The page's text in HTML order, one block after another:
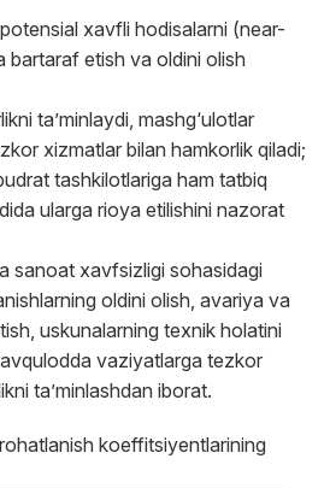
xavfli hodisalarni (near-
bartaraf etish va oldini olish
ta’minlaydi, mashg‘ulotlar
xizmatlar bilan hamkorlik qiladi;
tashkilotlariga ham tatbiq
ularga rioya etilishini nazorat
sanoat xavfsizligi sohasidagi
oldini olish, avariya va
uskunalarning texnik holatini
vaziyatlarga tezkor
ta’minlashdan iborat.
koeffitsiyentlarining